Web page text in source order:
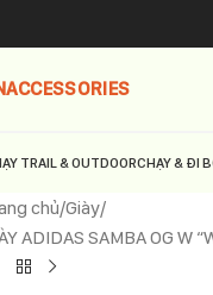
ACCESSORIES
TRAIL & OUTDOORCHẠY & ĐI
chủ Giày
ADIDAS SAMBA OG W